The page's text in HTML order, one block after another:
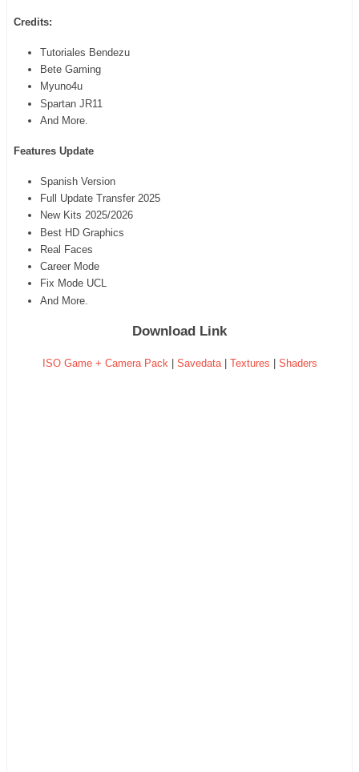
Credits:
Tutoriales Bendezu
Bete Gaming
Myuno4u
Spartan JR11
And More.
Features Update
Spanish Version
Full Update Transfer 2025
New Kits 2025/2026
Best HD Graphics
Real Faces
Career Mode
Fix Mode UCL
And More.
Download Link
ISO Game + Camera Pack | Savedata| Textures | Shaders